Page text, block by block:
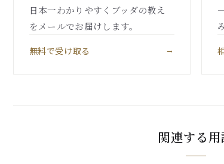
日本一わかりやすくブッダの教え
をメールでお届けします。
無料で受け取る →
関連する用